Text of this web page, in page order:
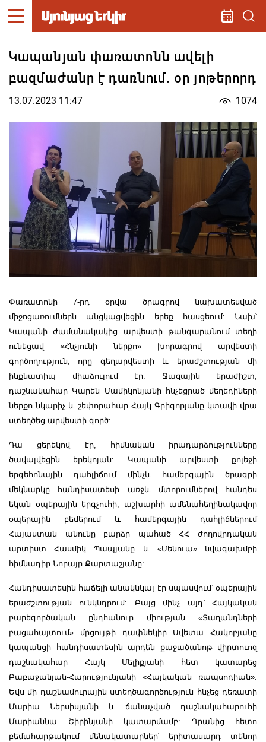
Կապանյան փառատոնն ավելի
բազմաժանր է դառնում. օր յոթերորդ
13.07.2023 11:47 1074
Փառատոնի 7-րդ օրվա ծրագրով նախատեսված
միջոցառումներն անցկացվեցին երեք հասցեում: Նախ՝
Կապանի ժամանակակից արվեստի թանգարանում տեղի
ունեցավ «Հնչյունի ներքո» խորագրով արվեստի
գործողություն, որը գեղարվեստի և երաժշտության մի
ինքնատիպ միաձուլում էր: Ջազային երաժիշտ,
դաշնակահար Կարեն Մամիկոնյանի հնչեցրած մեղեդիների
ներքո նկարիչ և շեփորահար Հայկ Գրիգորյանը կտավի վրա
ստեղծեց արվեստի գործ:
Դա ցերեկով էր, հիմնական իրադարձությունները
ծավալվեցին երեկոյան: Կապանի արվեստի քոլեջի
երգեհոնային դահլիճում մինչև համերգային ծրագրի
մեկնարկը հանդիսատեսի առջև մտորումներով հանդես
եկան օպերային երգչուհի, աշխարհի ամենահեղինակավոր
օպերային բեմերում և համերգային դահլիճներում
Հայաստան անունը բարձր պահած ՀՀ ժողովրդական
արտիստ Հասմիկ Պապյանը և «Մենուա» նվագախմբի
հիմնադիր Նորայր Քարտաշյանը:
Հանդիսատեսին հաճելի անակնկալ էր սպասվում՝ օպերային
երաժշտության ունկնդրում: Բայց մինչ այդ՝ Հայկական
բարեգործական ընդհանուր միության «Տաղանդների
բացահայտում» մրցույթի դափնեկիր Սվետա Հակոբյանը
կապանցի հանդիսատեսին արդեն քաջածանոթ վիրտուոզ
դաշնակահար Հայկ Մելիքյանի հետ կատարեց
Բաբաջանյան-Հարությունյանի «Հայկական ռապսոդիան»:
Եվս մի դաշնամուրային ստեղծագործություն հնչեց դեռատի
Մարիա Ներսիսյանի և ճանաչված դաշնակահարուհի
Մարիաննա Շիրինյանի կատարմամբ: Դրանից հետո
բեմահարթակում մենակատարներ՝ երիտասարդ տենոր